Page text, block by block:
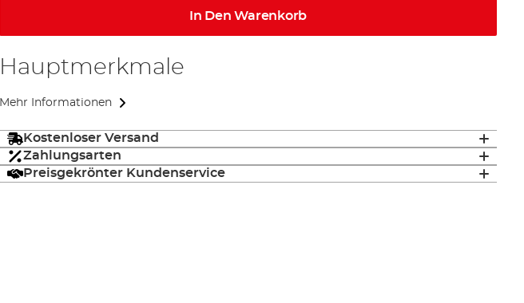
In Den Warenkorb
Hauptmerkmale
Mehr Informationen
Kostenloser Versand
Zahlungsarten
Preisgekrönter Kundenservice